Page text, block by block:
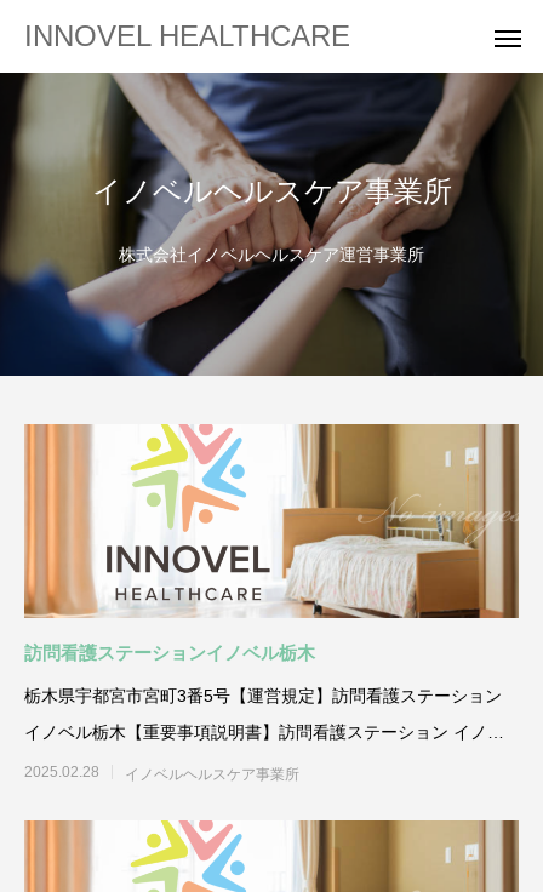
INNOVEL HEALTHCARE
イノベルヘルスケア事業所
株式会社イノベルヘルスケア運営事業所
訪問看護ステーションイノベル栃木
栃木県宇都宮市宮町3番5号【運営規定】訪問看護ステーション
イノベル栃木【重要事項説明書】訪問看護ステーション イノベ
ル
2025.02.28 イノベルヘルスケア事業所